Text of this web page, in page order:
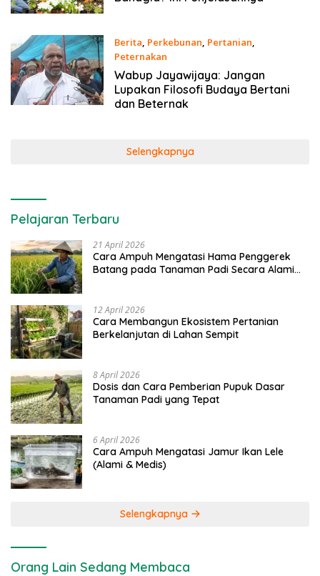
Berita, Perkebunan, Pertanian,
Peternakan
22 April 2021
Wabup Jayawijaya: Jangan
Lupakan Filosofi Budaya Bertani
dan Beternak
Selengkapnya
Pelajaran Terbaru
21 April 2026
Cara Ampuh Mengatasi Hama Penggerek
Batang pada Tanaman Padi Secara Alami
12 April 2026
Cara Membangun Ekosistem Pertanian
Berkelanjutan di Lahan Sempit
8 April 2026
Dosis dan Cara Pemberian Pupuk Dasar
Tanaman Padi yang Tepat
6 April 2026
Cara Ampuh Mengatasi Jamur Ikan Lele
(Alami & Medis)
Selengkapnya
Orang Lain Sedang Membaca